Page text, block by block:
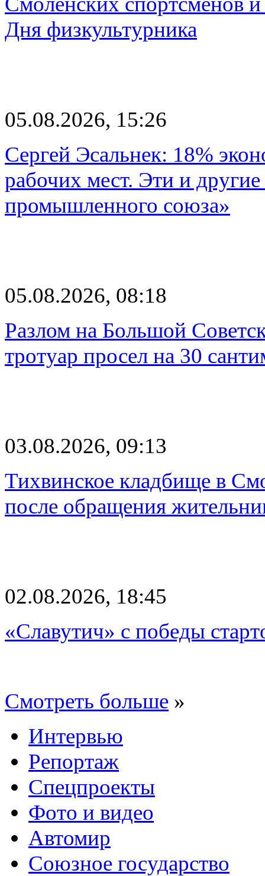
Дня физкультурника
05.08.2026, 15:26
Сергей Эсальнек: 18%
рабочих мест. Эти и
промышленного союза»
05.08.2026, 08:18
Разлом на Большой
тротуар просел на 30
03.08.2026, 09:13
Тихвинское кладбище в
после обращения
02.08.2026, 18:45
«Славутич» с победы
Смотреть больше »
Интервью
Репортаж
Спецпроекты
Фото и видео
Автомир
Союзное государство